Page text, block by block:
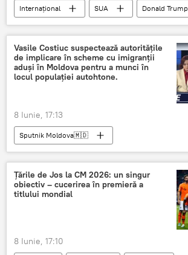
Internațional SUA
Donald Trump
Benjamin Netanyahu
Israel
Vasile Costiuc suspectează autoritățile
de implicare în scheme cu imigranții
aduși în Moldova pentru a munci în
locul populației autohtone.
8 Iunie, 17:13
Sputnik Moldova🇲🇩
Țările de Jos la CM 2026: un singur
obiectiv – cucerirea în premieră a
titlului mondial
8 Iunie, 17:10